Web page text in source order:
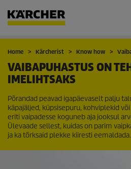
Ostukorv
Home Kärcherist Know how
VAIBAPUHASTUS ON
IMELIHTSAKS
Põrandad peavad igapäevaselt palju
käpajäljed, küpsisepuru, kohviplekid
eriti vaipadesse koguneb aja jooksul
Ülevaade sellest, kuidas on parim
ja ka tõrksaid plekke kiiresti eemaldada.